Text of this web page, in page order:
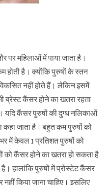
महिलाओं में पाया जाता है।
होती है। क्‍योंकि पुरुषों के स्‍तन
नहीं होते हैं। लेकिन इसमें
ब्रेस्ट कैंसर होने का खतरा रहता
यदि कैंसर पुरुषों की दुग्ध नलिकाओं
कहा जाता है। बहुत कम पुरुषों को
में केवल 1 प्रतिशत पुरुषों को
कैंसर होने का खतरा हो सकता है
हालांकि पुरुषों में प्रोस्टेट कैंसर